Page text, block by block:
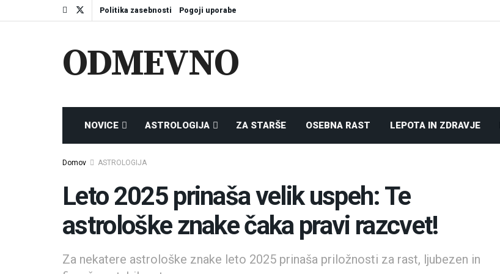
Politika zasebnosti Pogoji uporabe
ODMEVNO
NOVICE ASTROLOGIJA ZA STARŠE OSEBNA RAST LEPOTA IN ZDRAVJE
Domov ASTROLOGIJA
Leto 2025 prinaša velik uspeh: Te
astrološke znake čaka pravi razcvet!
Za nekatere astrološke znake leto 2025 prinaša priložnosti za rast, ljubezen in